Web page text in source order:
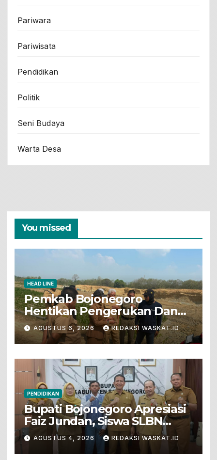
Pariwara
Pariwisata
Pendidikan
Politik
Seni Budaya
Warta Desa
You missed
HEAD LINE
Pemkab Bojonegoro
Hentikan Pengerukan Dan
Penjualan Tanah Dari Lahan
Pertanian
AGUSTUS 6, 2026 REDAKSI WASKAT.ID
PENDIDIKAN
Bupati Bojonegoro Apresiasi
Faiz Jundan, Siswa SLBN
Gunungsari Baureno Masuk
LKS Diksus Tingkat Nasional
AGUSTUS 4, 2026 REDAKSI WASKAT.ID